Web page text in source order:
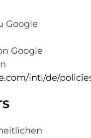
Google
Google
intl/de/